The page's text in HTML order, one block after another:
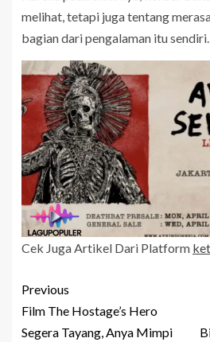
melihat, tetapi juga tentang
bagian dari pengalaman itu sendiri.
Cek Juga Artikel Dari Platform
Previous
Film The Hostage’s Hero
Segera Tayang, Anya Mimpi